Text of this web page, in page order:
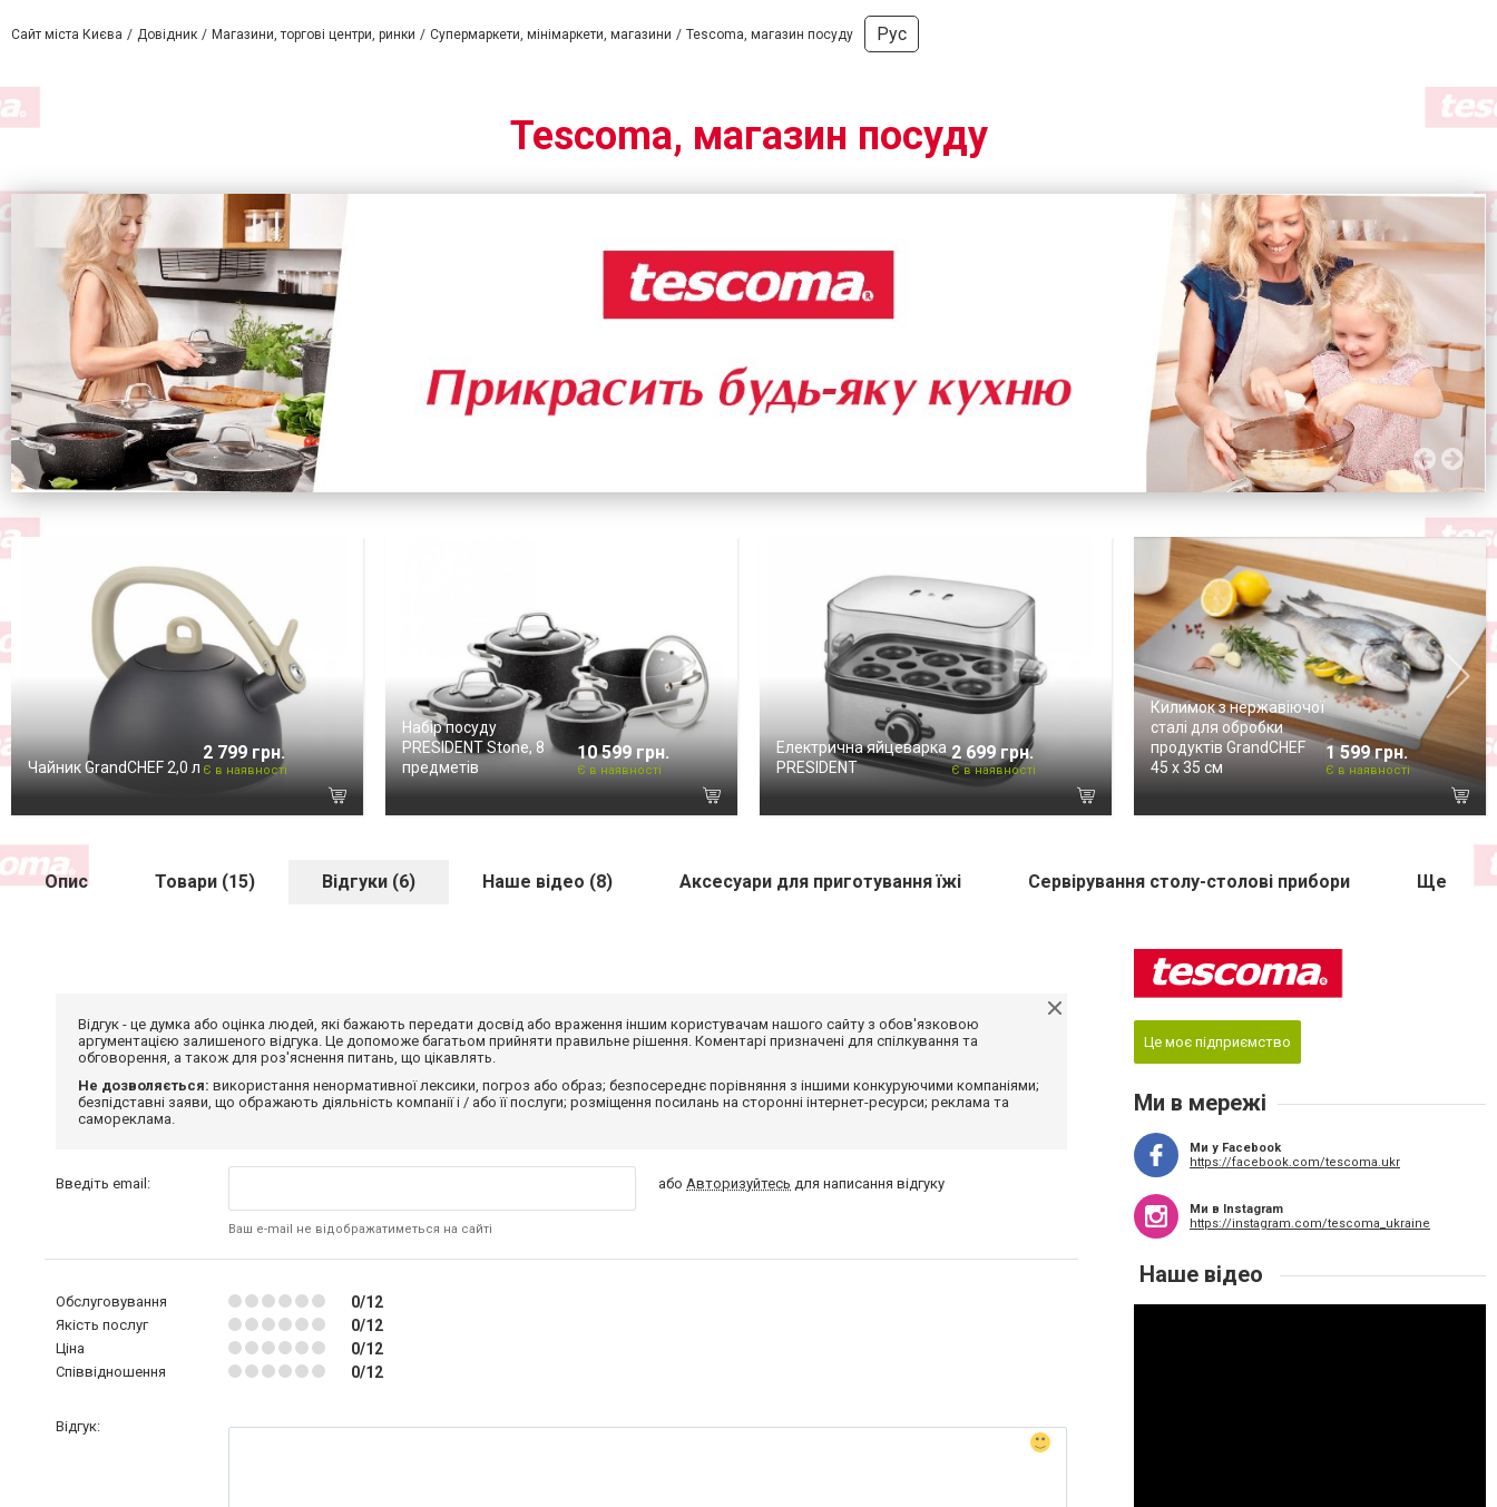
Сайт міста Києва Довідник Магазини, торгові центри, ринки Супермаркети, мінімаркети, магазини Tescoma, магазин посуду Рус
Tescoma, магазин посуду
Чайник GrandCHEF 2,0 л
2 799 грн.
Є в наявності
Набір посуду
PRESIDENT Stone, 8
предметів
10 599 грн.
Є в наявності
Електрична яйцеварка
PRESIDENT
2 699 грн.
Є в наявності
Килимок з нержавіючої
сталі для обробки
продуктів GrandCHEF
45 х 35 см
1 599 грн.
Є в наявності
Опис Товари (15) Відгуки (6) Наше відео (8) Аксесуари для приготування їжі Сервірування столу-столові прибори Ще
Відгук - це думка або оцінка людей, які бажають передати досвід або враження іншим користувачам нашого сайту з обов'язковою
аргументацією залишеного відгука. Це допоможе багатьом прийняти правильне рішення. Коментарі призначені для спілкування та
обговорення, а також для роз'яснення питань, що цікавлять.
Не дозволяється: використання ненормативної лексики, погроз або образ; безпосереднє порівняння з іншими конкуруючими компаніями;
безпідставні заяви, що ображають діяльність компанії і / або її послуги; розміщення посилань на сторонні інтернет-ресурси; реклама та
самореклама.
Введіть email:
Ваш e-mail не відображатиметься на сайті
або Авторизуйтесь для написання відгуку
Обслуговування 0/12
Якість послуг 0/12
Ціна 0/12
Співвідношення 0/12
Відгук:
Це моє підприємство
Ми в мережі
Ми у Facebook
https://facebook.com/tescoma.ukr
Ми в Instagram
https://instagram.com/tescoma_ukraine
Наше відео